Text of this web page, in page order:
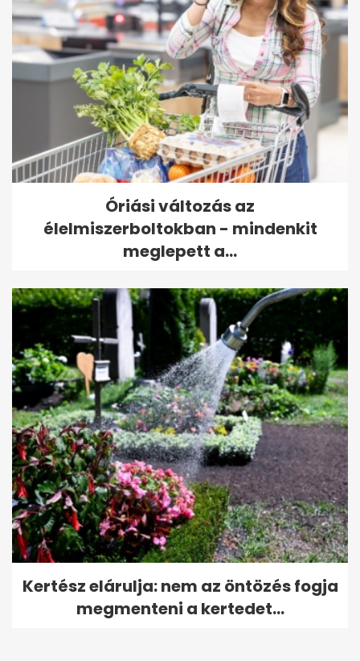
Óriási változás az
élelmiszerboltokban - mindenkit
meglepett a...
Kertész elárulja: nem az öntözés fogja
megmenteni a kertedet...